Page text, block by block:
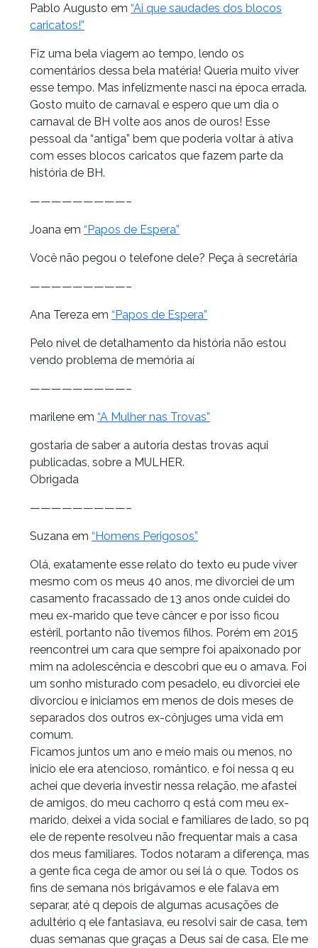
Pablo Augusto em “Ai que saudades dos blocos
caricatos!”
Fiz uma bela viagem ao tempo, lendo os
comentários dessa bela matéria! Queria muito viver
esse tempo. Mas infelizmente nasci na época errada.
Gosto muito de carnaval e espero que um dia o
carnaval de BH volte aos anos de ouros! Esse
pessoal da “antiga” bem que poderia voltar à ativa
com esses blocos caricatos que fazem parte da
história de BH.
—————————–
Joana em “Papos de Espera”
Você não pegou o telefone dele? Peça à secretária
—————————–
Ana Tereza em “Papos de Espera”
Pelo nivel de detalhamento da história não estou
vendo problema de memória aí
—————————–
marilene em “A Mulher nas Trovas”
gostaria de saber a autoria destas trovas aqui
publicadas, sobre a MULHER.
Obrigada
—————————–
Suzana em “Homens Perigosos”
Olá, exatamente esse relato do texto eu pude viver
mesmo com os meus 40 anos, me divorciei de um
casamento fracassado de 13 anos onde cuidei do
meu ex-marido que teve câncer e por isso ficou
estéril, portanto não tivemos filhos. Porém em 2015
reencontrei um cara que sempre foi apaixonado por
mim na adolescência e descobri que eu o amava. Foi
um sonho misturado com pesadelo, eu divorciei ele
divorciou e iniciamos em menos de dois meses de
separados dos outros ex-cônjuges uma vida em
comum.
Ficamos juntos um ano e meio mais ou menos, no
inicio ele era atencioso, romântico, e foi nessa q eu
achei que deveria investir nessa relação, me afastei
de amigos, do meu cachorro q está com meu ex-
marido, deixei a vida social e familiares de lado, so pq
ele de repente resolveu não frequentar mais a casa
dos meus familiares. Todos notaram a diferença, mas
a gente fica cega de amor ou sei lá o que. Todos os
fins de semana nós brigávamos e ele falava em
separar, até q depois de algumas acusações de
adultério q ele fantasiava, eu resolvi sair de casa, tem
duas semanas que graças a Deus sai de casa. Ele me